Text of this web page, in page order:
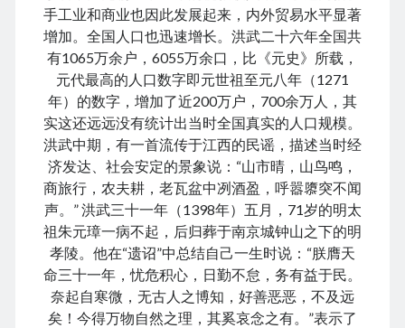
May 2022
April 2022
March 2022
January 2022
December 2021
November 2021
October 2021
September 2021
August 2021
July 2021
June 2021
May 2021
April 2021
March 2021
February 2021
手工业和商业也因此发展起来，内外贸易水平显著
增加。全国人口也迅速增长。洪武二十六年全国共
有1065万余户，6055万余口，比《元史》所载，
元代最高的人口数字即元世祖至元八年（1271
年）的数字，增加了近200万户，700余万人，其
实这还远远没有统计出当时全国真实的人口规模。
洪武中期，有一首流传于江西的民谣，描述当时经
济发达、社会安定的景象说：“山市晴，山鸟鸣，
商旅行，农夫耕，老瓦盆中冽酒盈，呼嚣隳突不闻
声。” 洪武三十一年（1398年）五月，71岁的明太
祖朱元璋一病不起，后归葬于南京城钟山之下的明
孝陵。他在“遗诏”中总结自己一生时说：“朕膺天
命三十一年，忧危积心，日勤不怠，务有益于民。
奈起自寒微，无古人之博知，好善恶恶，不及远
矣！今得万物自然之理，其奚哀念之有。”表示了